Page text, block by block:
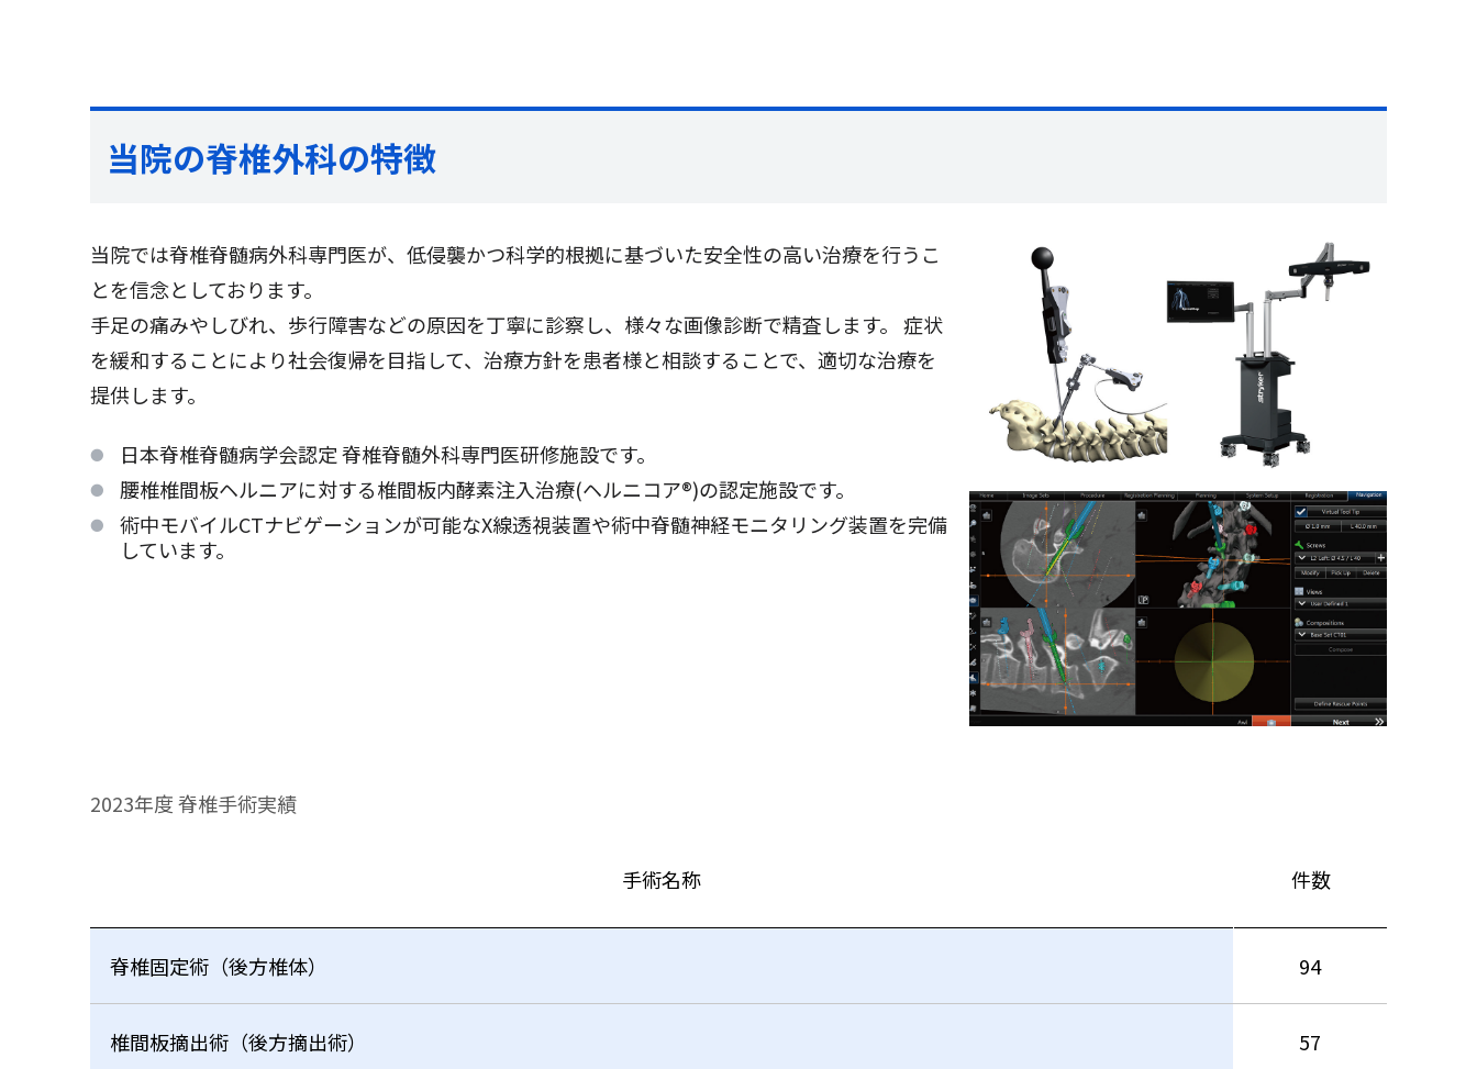
当院の脊椎外科の特徴
当院では脊椎脊髄病外科専門医が、低侵襲かつ科学的根拠に基づいた安全性の高い治療を行うこ
とを信念としております。
手足の痛みやしびれ、歩行障害などの原因を丁寧に診察し、様々な画像診断で精査します。 症状
を緩和することにより社会復帰を目指して、治療方針を患者様と相談することで、適切な治療を
提供します。
日本脊椎脊髄病学会認定 脊椎脊髄外科専門医研修施設です。
腰椎椎間板ヘルニアに対する椎間板内酵素注入治療(ヘルニコア®)の認定施設です。
術中モバイルCTナビゲーションが可能なX線透視装置や術中脊髄神経モニタリング装置を完備
しています。
2023年度 脊椎手術実績
手術名称 件数
脊椎固定術（後方椎体） 94
椎間板摘出術（後方摘出術） 57